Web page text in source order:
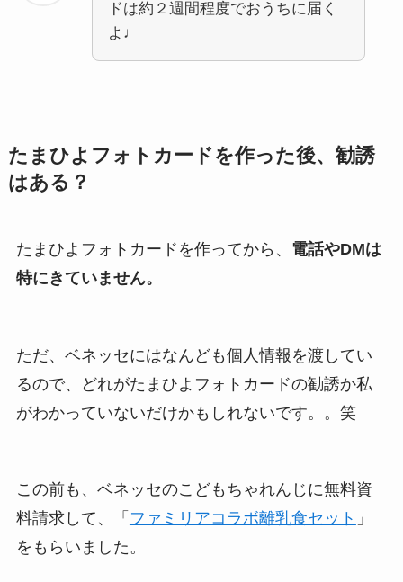
ドは約２週間程度でおうちに届く
よ♩
たまひよフォトカードを作った後、勧誘
はある？
たまひよフォトカードを作ってから、 電話やDMは
特にきていません。
ただ、ベネッセにはなんども個人情報を渡してい
るので、どれがたまひよフォトカードの勧誘か私
がわかっていないだけかもしれないです。。笑
この前も、ベネッセのこどもちゃれんじに無料資
料請求して、「 ファミリアコラボ離乳食セット 」
をもらいました。